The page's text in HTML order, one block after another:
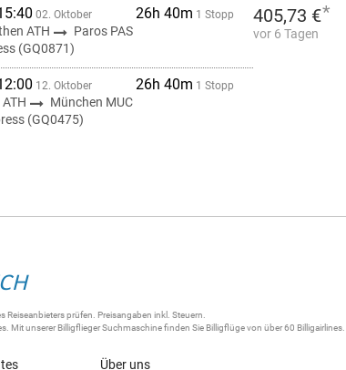
02. Oktober 26h 40m 1 Stopp
ATH
Paros PAS
(GQ0871)
12. Oktober 26h 40m 1 Stopp
München MUC
(GQ0475)
405,73 €*
vor 6 Tagen
prüfen. Preisangaben inkl. Steuern.
Mit unsererBilligflieger Suchmaschinefinden Sie Billigflügevon über 60 Billigairlines
Über uns